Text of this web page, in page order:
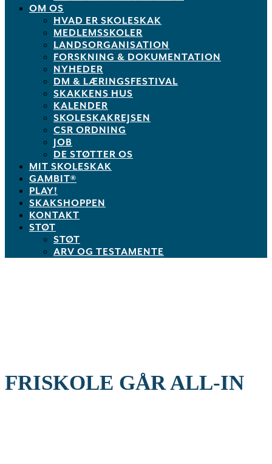
OM OS
HVAD ER SKOLESKAK
MEDLEMSSKOLER
LANDSORGANISATION
FORSKNING & DOKUMENTATION
NYHEDER
DM & LÆRINGSFESTIVAL
SKAKKENS HUS
KALENDER
SKOLESKAKREJSEN
CSR ORDNING
JOB
DE STØTTER OS
MIT SKOLESKAK
GAMBIT®
PLAY!
SKAKSHOPPEN
KONTAKT
STØT
STØT
ARV OG TESTAMENTE
FRISKOLE GÅR ALL-IN